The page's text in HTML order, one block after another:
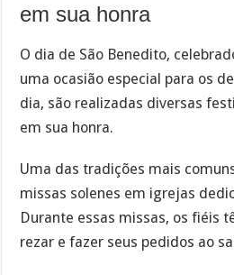
em sua honra
O dia de São Benedito,
uma ocasião especial para os
dia, são realizadas diversas
em sua honra.
Uma das tradições mais
missas solenes em igrejas
Durante essas missas, os fiéis
rezar e fazer seus pedidos ao